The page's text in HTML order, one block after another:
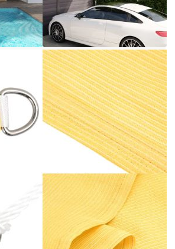
пространства като
детската площадка или
платно, изработено от
с висока плътност), ви
слънчева светлина, позволява
и е водопропускливо. HDPE
така че е устойчив на
Сенникът е лесен за
от неръждаема стомана
и включените въжета. Добре е да
изисква съвместими куки
за правилна употреба. За да
прилягане, моля, вземете
дължина на куки и
HDPE (полиетилен с висока
x 3 м (Д x Ш)